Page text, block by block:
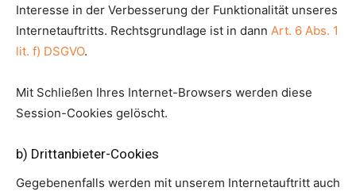
Interesse in der Verbesserung der Funktionalität unseres
Internetauftritts. Rechtsgrundlage ist in dann Art. 6 Abs. 1
lit. f) DSGVO.
Mit Schließen Ihres Internet-Browsers werden diese
Session-Cookies gelöscht.
b) Drittanbieter-Cookies
Gegebenenfalls werden mit unserem Internetauftritt auch